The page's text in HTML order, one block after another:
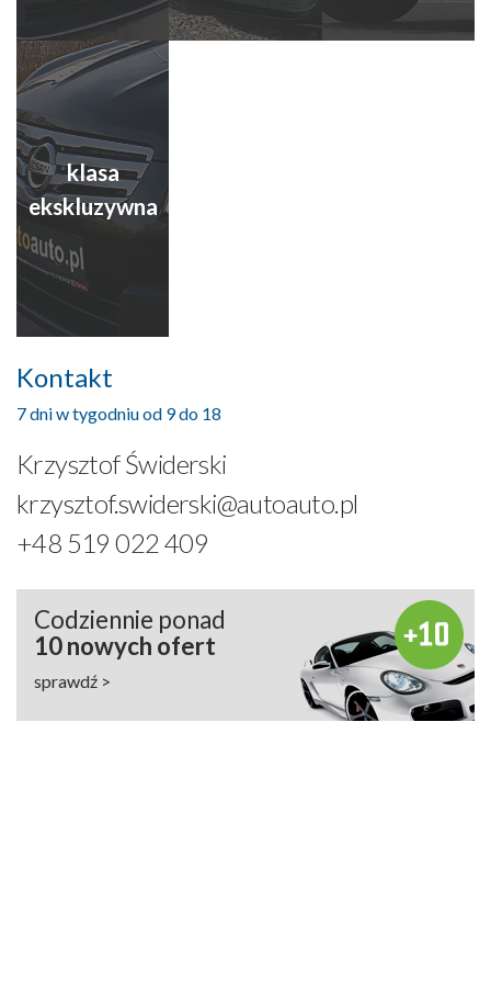
klasa
ekskluzywna
Kontakt
7 dni w tygodniu od 9 do 18
Krzysztof Świderski
krzysztof.swiderski@autoauto.pl
+48 519 022 409
Codziennie ponad
10 nowych ofert
sprawdź >